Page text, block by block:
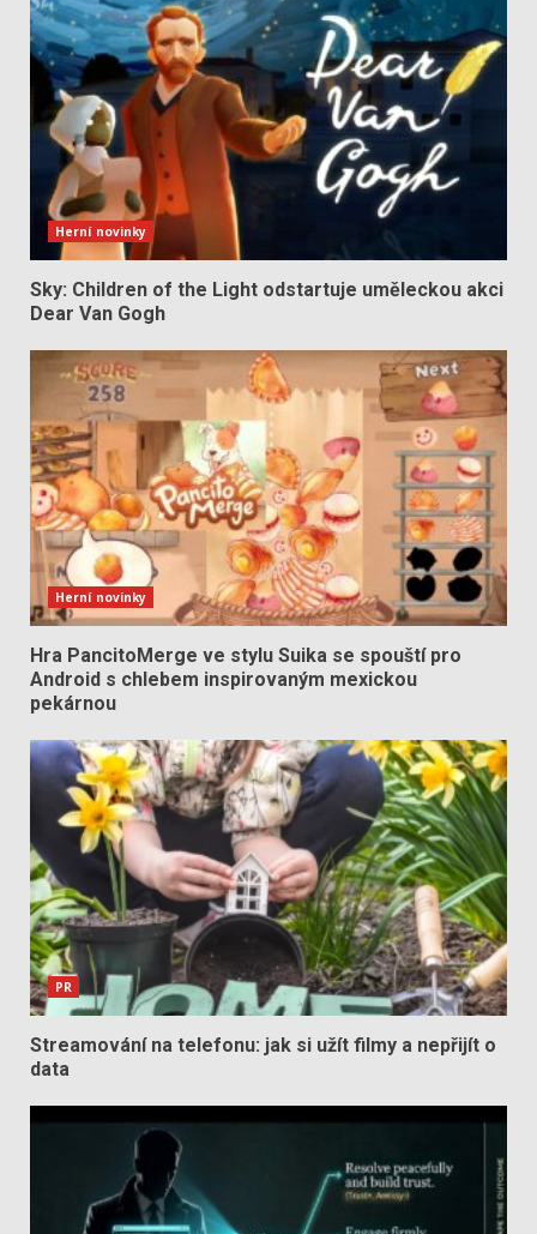
Herní novinky
Sky: Children of the Light odstartuje uměleckou akci
Dear Van Gogh
Herní novinky
Hra PancitoMerge ve stylu Suika se spouští pro
Android s chlebem inspirovaným mexickou
pekárnou
PR
Streamování na telefonu: jak si užít filmy a nepřijít o
data